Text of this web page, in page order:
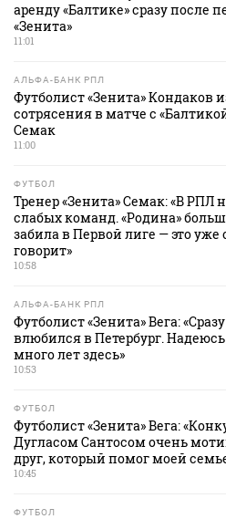
аренду «Балтике» сразу после
«Зенита»
11:01
АЛЬФА-БАНК РПЛ
Футболист «Зенита» Кондаков
сотрясения в матче с
Семак
11:00
ФУТБОЛ
Тренер «Зенита» Семак: «В РПЛ
слабых команд. «Родина»
забила в Первой лиге — это уже
говорит»
10:58
АЛЬФА-БАНК РПЛ
Футболист «Зенита» Вега:
влюбился в Петербург.
много лет здесь»
10:53
ФУТБОЛ
Футболист «Зенита» Вега:
Дугласом Сантосом очень
друг, который помог моей
10:45
ФУТБОЛ